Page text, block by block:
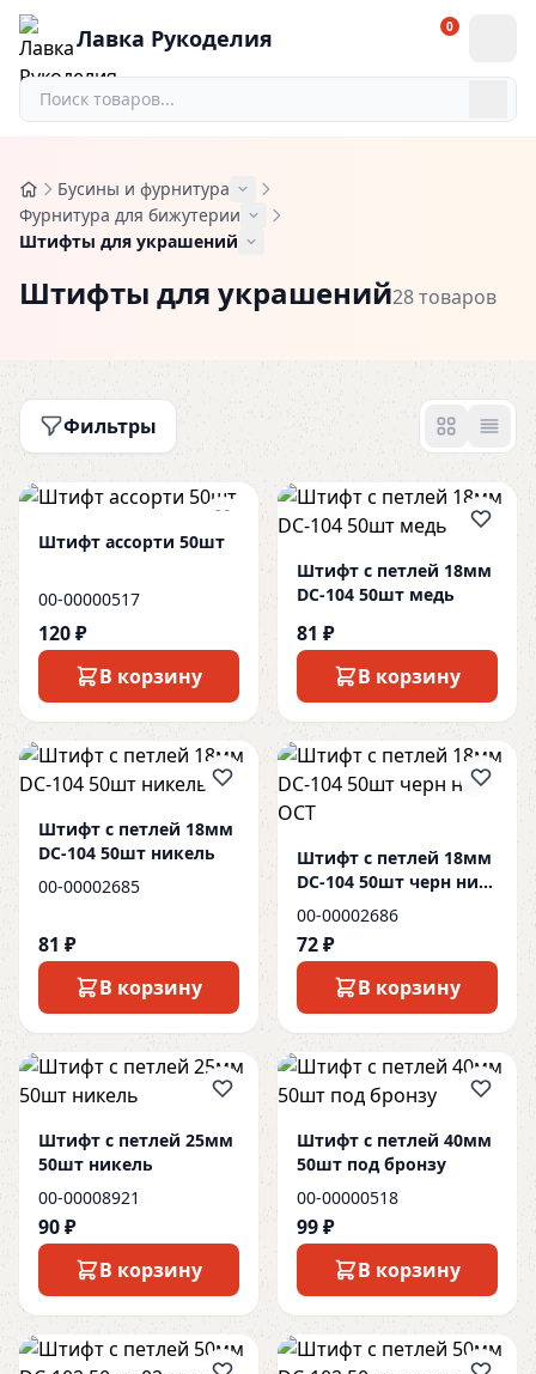
Лавка Рукоделия 0
Бусины и фурнитура
Фурнитура для бижутерии
Штифты для украшений
Штифты для украшений28 товаров
Фильтры
Штифт ассорти 50шт
00-00000517
120 ₽
В корзину
Штифт с петлей 18мм
DC-104 50шт медь
81 ₽
В корзину
Штифт с петлей 18мм
DC-104 50шт никель
00-00002685
81 ₽
В корзину
Штифт с петлей 18мм
DC-104 50шт черн ник
ОСТ
00-00002686
72 ₽
В корзину
Штифт с петлей 25мм
50шт никель
00-00008921
90 ₽
В корзину
Штифт с петлей 40мм
50шт под бронзу
00-00000518
99 ₽
В корзину